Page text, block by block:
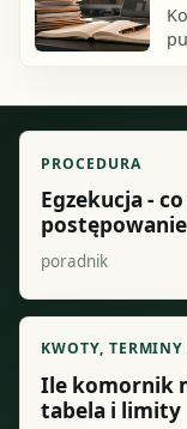
PROCEDURA
Egzekucja -
postępowanie
poradnik
KWOTY,
Ile komornik
tabela i limity